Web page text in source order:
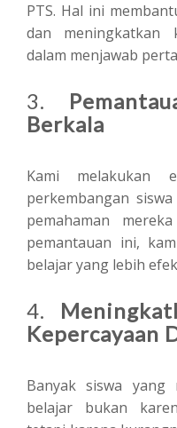
PTS. Hal ini
dan meningkatkan
dalam menjawab
3.
Berkala
Kami melakukan
perkembangan
pemahaman
pemantauan ini,
belajar yang lebih
4.
Kepercayaan
Banyak siswa yang
belajar bukan